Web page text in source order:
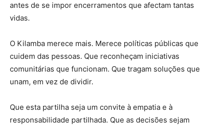
antes de se impor encerramentos que afectam tantas
vidas.
O Kilamba merece mais. Merece políticas públicas que
cuidem das pessoas. Que reconheçam iniciativas
comunitárias que funcionam. Que tragam soluções que
unam, em vez de dividir.
Que esta partilha seja um convite à empatia e à
responsabilidade partilhada. Que as decisões sejam